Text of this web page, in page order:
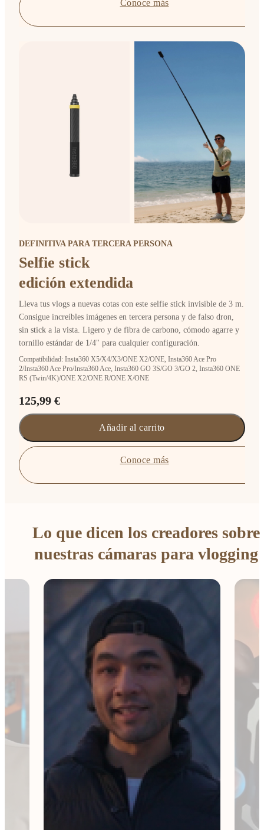
Conoce más
DEFINITIVA PARA TERCERA PERSONA
Selfie stick
edición extendida
Lleva tus vlogs a nuevas cotas con este selfie stick invisible de 3 m.
Consigue increíbles imágenes en tercera persona y de falso dron,
sin stick a la vista. Ligero y de fibra de carbono, cómodo agarre y
tornillo estándar de 1/4" para cualquier configuración.
Compatibilidad: Insta360 X5/X4/X3/ONE X2/ONE, Insta360 Ace Pro
2/Insta360 Ace Pro/Insta360 Ace, Insta360 GO 3S/GO 3/GO 2, Insta360 ONE
RS (Twin/4K)/ONE X2/ONE R/ONE X/ONE
125,99 €
Añadir al carrito
Conoce más
Lo que dicen los creadores sobre
nuestras cámaras para vlogging